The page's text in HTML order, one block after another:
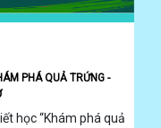
PHÁ QUẢ TRỨNG -
học “Khám phá quả